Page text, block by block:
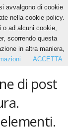
di post
avvalgono di cookie
nella cookie policy.
o ad alcuni cookie,
scorrendo questa
in altra maniera,
ACCETTA